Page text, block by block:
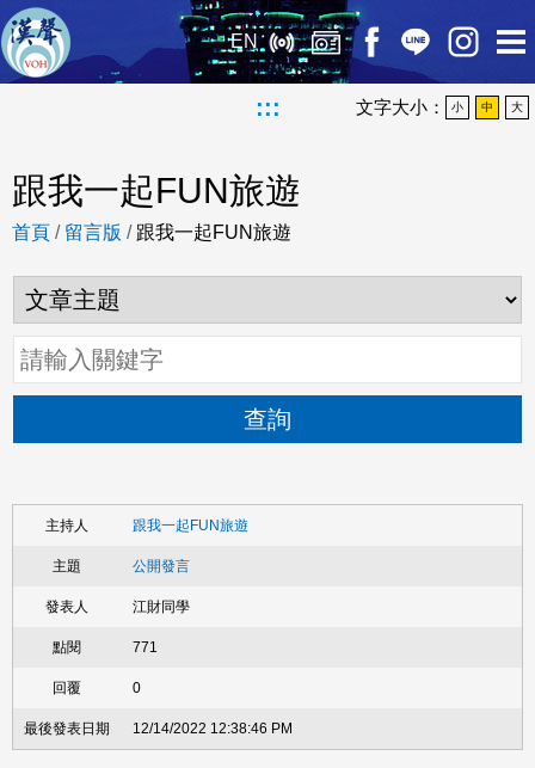
EN
::: 文字大小： 小 中 大
跟我一起FUN旅遊
首頁 / 留言版 / 跟我一起FUN旅遊
查詢
跟我一起FUN旅遊
公開發言
江財同學
771
0
12/14/2022 12:38:46 PM